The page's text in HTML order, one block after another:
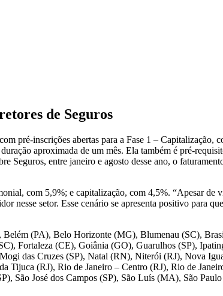
de Seguros
pré-inscrições abertas para a Fase 1 –
aproximada de um mês. Ela também é pré-
Seguros, entre janeiro e agosto desse ano, o
com 5,9%; e capitalização, com 4,5%. “Apesar de
nesse setor. Esse cenário se apresenta positivo para
(PA), Belo Horizonte (MG), Blumenau (SC),
Fortaleza (CE), Goiânia (GO), Guarulhos (SP),
das Cruzes (SP), Natal (RN), Niterói (RJ), Nova
(RJ), Rio de Janeiro – Centro (RJ), Rio de
São José dos Campos (SP), São Luís (MA), São